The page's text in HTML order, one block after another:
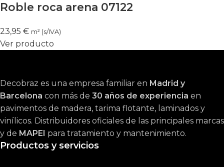
Roble roca arena 07122
23,95 € m² (s/IVA)
Ver producto
Decobraz es una empresa familiar en Madrid y
Barcelona con más de 30 años de experiencia en
pavimentos de madera, tarima flotante, laminados y
vinílicos. Distribuidores oficiales de las principales marcas
y de MAPEI para tratamiento y mantenimiento.
Productos y servicios